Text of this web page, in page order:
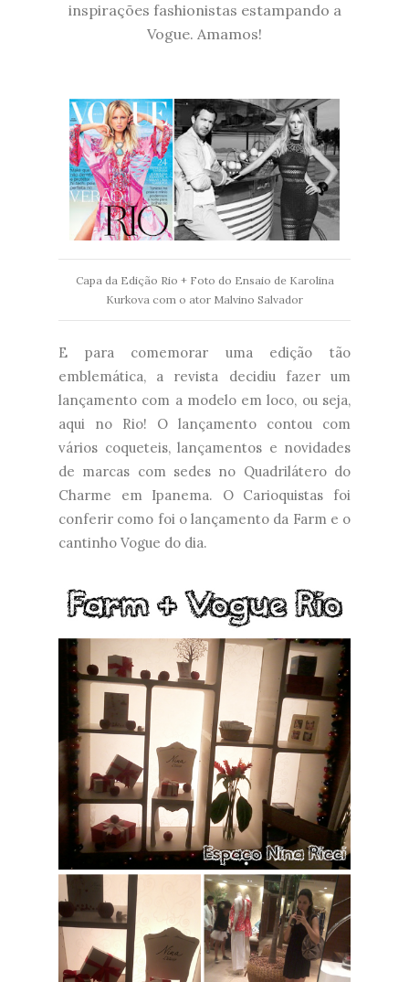
inspirações fashionistas estampando a
Vogue. Amamos!
Capa da Edição Rio + Foto do Ensaio de Karolina
Kurkova com o ator Malvino Salvador
E para comemorar uma edição tão
emblemática, a revista decidiu fazer um
lançamento com a modelo em loco, ou seja,
aqui no Rio! O lançamento contou com
vários coqueteis, lançamentos e novidades
de marcas com sedes no Quadrilátero do
Charme em Ipanema. O Carioquistas foi
conferir como foi o lançamento da Farm e o
cantinho Vogue do dia.